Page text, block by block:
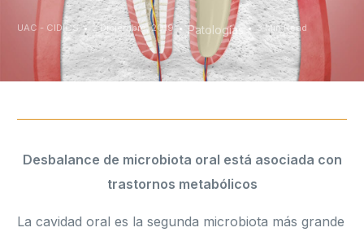
UAC - CIDICS 2 Diciembre, 2019 Patologías 3 Min Read
Desbalance de microbiota oral está asociada con
trastornos metabólicos
La cavidad oral es la segunda microbiota más grande